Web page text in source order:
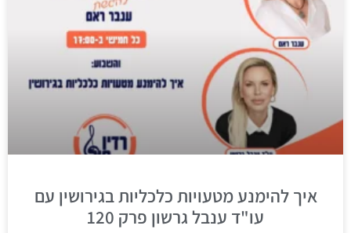
איך להימנע מטעויות כלכליות בגירושין עם
עו"ד ענבל גרשון פרק 120